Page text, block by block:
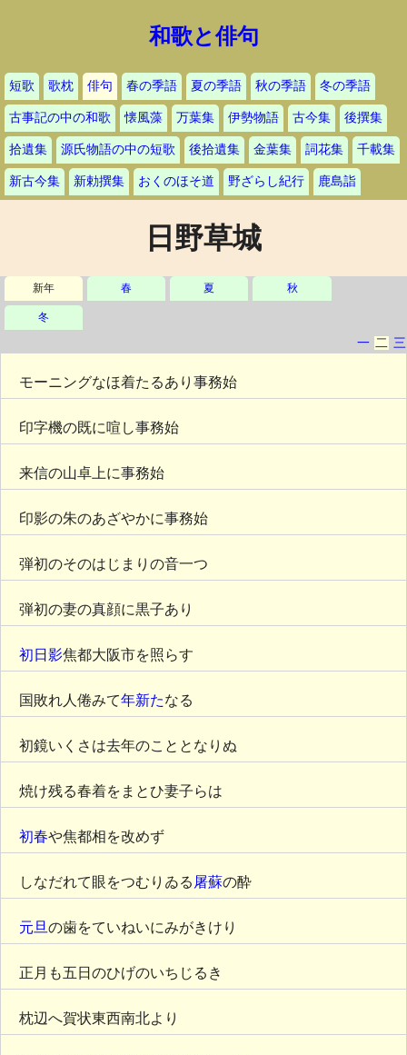
和歌と俳句
短歌 歌枕 俳句 春の季語 夏の季語 秋の季語 冬の季語
古事記の中の和歌 懐風藻 万葉集 伊勢物語 古今集 後撰集
拾遺集 源氏物語の中の短歌 後拾遺集 金葉集 詞花集 千載集
新古今集 新勅撰集 おくのほそ道 野ざらし紀行 鹿島詣
日野草城
新年 春 夏 秋
冬
一 二 三
モーニングなほ着たるあり事務始
印字機の既に喧し事務始
来信の山卓上に事務始
印影の朱のあざやかに事務始
弾初のそのはじまりの音一つ
弾初の妻の真顔に黒子あり
初日影焦都大阪市を照らす
国敗れ人倦みて年新たなる
初鏡いくさは去年のこととなりぬ
焼け残る春着をまとひ妻子らは
初春や焦都相を改めず
しなだれて眼をつむりゐる 屠蘇の酔
元旦の歯をていねいにみがきけり
正月も五日のひげのいちじるき
枕辺へ賀状東西南北より